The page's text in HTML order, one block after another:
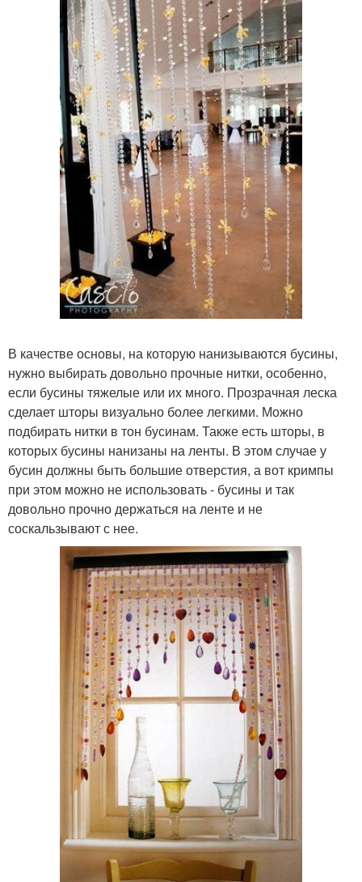
В качестве основы, на которую нанизываются бусины,
нужно выбирать довольно прочные нитки, особенно,
если бусины тяжелые или их много. Прозрачная леска
сделает шторы визуально более легкими. Можно
подбирать нитки в тон бусинам. Также есть шторы, в
которых бусины нанизаны на ленты. В этом случае у
бусин должны быть большие отверстия, а вот кримпы
при этом можно не использовать - бусины и так
довольно прочно держаться на ленте и не
соскальзывают с нее.